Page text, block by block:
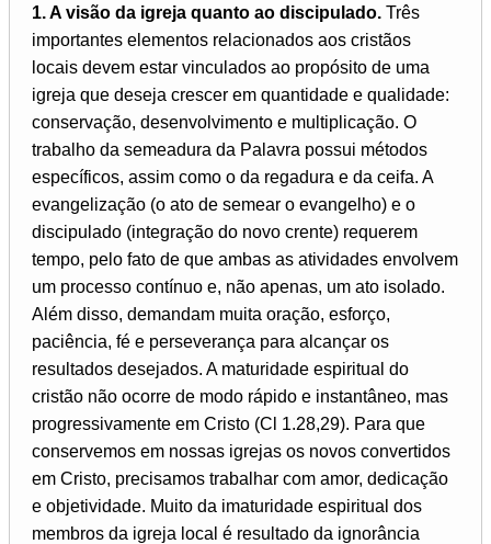
1. A visão da igreja quanto ao discipulado. Três
importantes elementos relacionados aos cristãos
locais devem estar vinculados ao propósito de uma
igreja que deseja crescer em quantidade e qualidade:
conservação, desenvolvimento e multiplicação. O
trabalho da semeadura da Palavra possui métodos
específicos, assim como o da regadura e da ceifa. A
evangelização (o ato de semear o evangelho) e o
discipulado (integração do novo crente) requerem
tempo, pelo fato de que ambas as atividades envolvem
um processo contínuo e, não apenas, um ato isolado.
Além disso, demandam muita oração, esforço,
paciência, fé e perseverança para alcançar os
resultados desejados. A maturidade espiritual do
cristão não ocorre de modo rápido e instantâneo, mas
progressivamente em Cristo (Cl 1.28,29). Para que
conservemos em nossas igrejas os novos convertidos
em Cristo, precisamos trabalhar com amor, dedicação
e objetividade. Muito da imaturidade espiritual dos
membros da igreja local é resultado da ignorância